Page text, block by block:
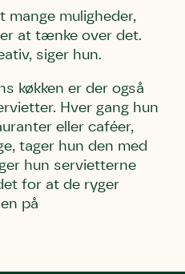
mange muligheder,
at tænke over det.
siger hun.
køkken er der også
Hver gang hun
eller caféer,
tager hun den med
hun servietterne
for at de ryger
på
må gerne
andre støttemuligheder.
dette samtykke
må gerne
andre støttemuligheder.
dette samtykke
må gerne
andre støttemuligheder.
dette samtykke